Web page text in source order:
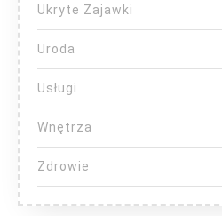
Ukryte Zajawki
Uroda
Usługi
Wnętrza
Zdrowie